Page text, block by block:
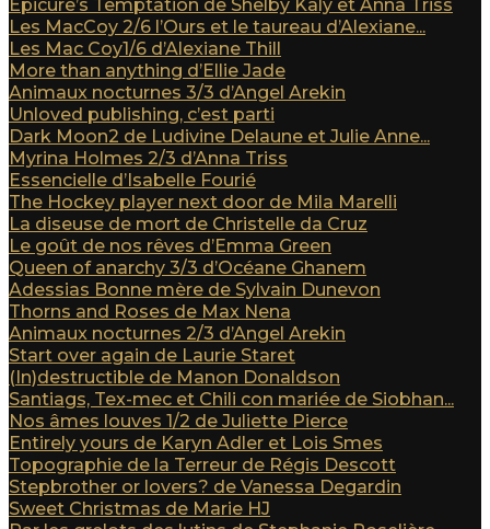
Epicure’s Temptation de Shelby Kaly et Anna Triss
Les MacCoy 2/6 l’Ours et le taureau d’Alexiane...
Les Mac Coy1/6 d’Alexiane Thill
More than anything d’Ellie Jade
Animaux nocturnes 3/3 d’Angel Arekin
Unloved publishing, c’est parti
Dark Moon2 de Ludivine Delaune et Julie Anne...
Myrina Holmes 2/3 d’Anna Triss
Essencielle d’Isabelle Fourié
The Hockey player next door de Mila Marelli
La diseuse de mort de Christelle da Cruz
Le goût de nos rêves d’Emma Green
Queen of anarchy 3/3 d’Océane Ghanem
Adessias Bonne mère de Sylvain Dunevon
Thorns and Roses de Max Nena
Animaux nocturnes 2/3 d’Angel Arekin
Start over again de Laurie Staret
(In)destructible de Manon Donaldson
Santiags, Tex-mec et Chili con mariée de Siobhan...
Nos âmes louves 1/2 de Juliette Pierce
Entirely yours de Karyn Adler et Lois Smes
Topographie de la Terreur de Régis Descott
Stepbrother or lovers? de Vanessa Degardin
Sweet Christmas de Marie HJ